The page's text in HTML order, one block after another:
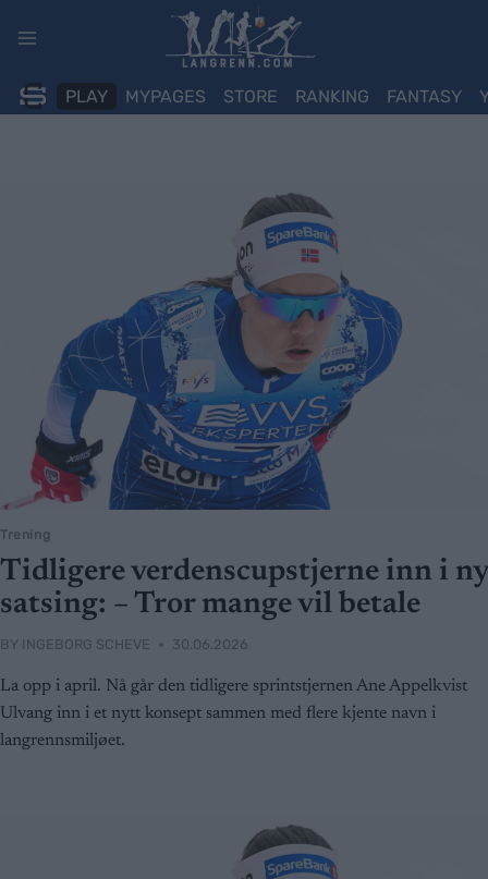
PLAY MYPAGES STORE RANKING FANTASY
Trening
Tidligere verdenscupstjerne inn i ny
satsing: – Tror mange vil betale
BY INGEBORG SCHEVE 30.06.2026
La opp i april. Nå går den tidligere sprintstjernen Ane Appelkvist
Ulvang inn i et nytt konsept sammen med flere kjente navn i
langrennsmiljøet.